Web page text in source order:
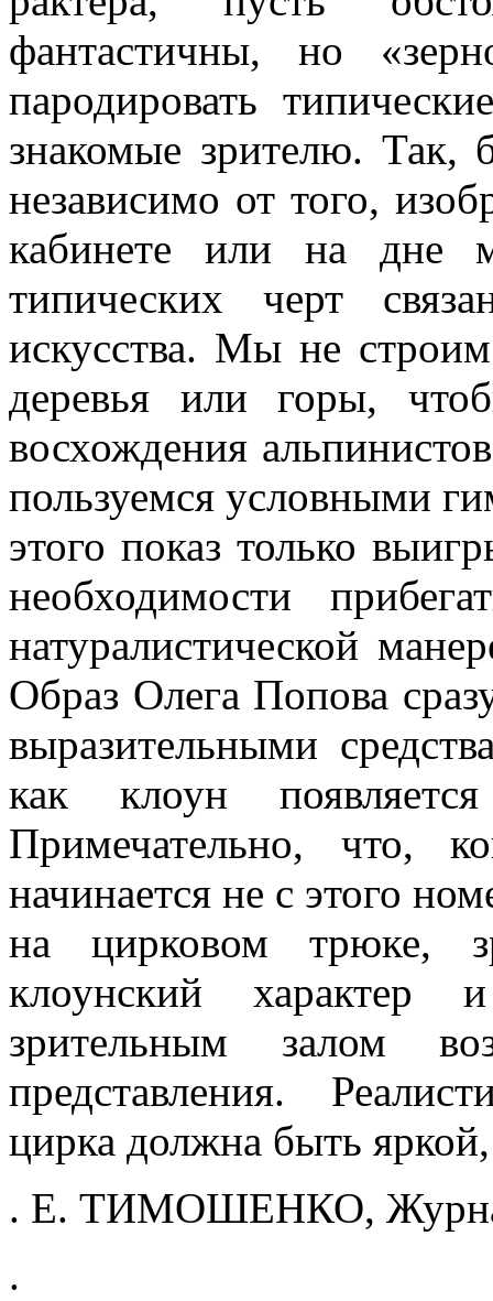
фантастичны, но
пародировать
знакомые зрителю. Так,
независимо от того,
ка­бинете или на дне
типических черт
искусства. Мы не
де­ревья или горы,
восхождения
пользуемся условными
этого показ только
необходимости
натуралистической
Образ Олега Попова
выразитель­ными
как клоун
Примечательно, что,
начинается не с этого
на цирковом трюке,
клоунский характер
зрительным залом
представления.
цирка должна быть
. Е. ТИМОШЕНКО,
.